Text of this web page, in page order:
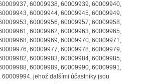
60009938, 60009939, 60009940,
60009944, 60009945, 60009949,
60009956, 60009957, 60009958,
60009962, 60009963, 60009965,
60009969, 60009970, 60009971,
60009977, 60009978, 60009979,
60009983, 60009984, 60009985,
60009989, 60009990, 60009991,
jehož dalšími účastníky jsou